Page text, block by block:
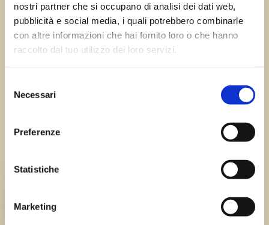
nostri partner che si occupano di analisi dei dati web,
pubblicità e social media, i quali potrebbero combinarle
con altre informazioni che hai fornito loro o che hanno
raccolto dal tuo utilizzo dei loro servizi.
delNecessari
Preferenze
Statistiche
Marketing
Errore:Modulo di contatto non trovato.
Chi siamo
TEAM